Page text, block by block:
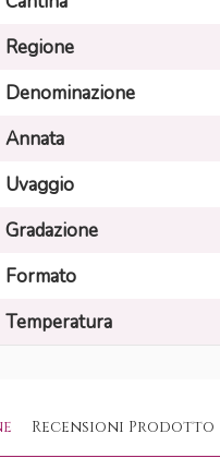
Regione
Denominazione
Annata
Uvaggio
Gradazione
Formato
Temperatura
Recensioni Prodotto